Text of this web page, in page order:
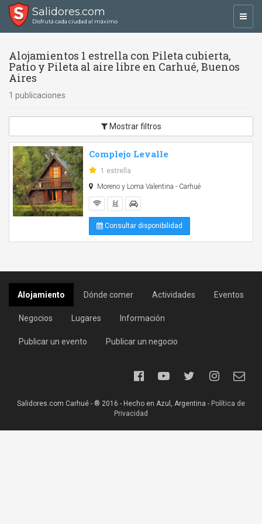
Salidores.com
Disfrutá cada ciudad al máximo
Alojamientos 1 estrella con Pileta cubierta,
Patio y Pileta al aire libre en Carhué, Buenos
Aires
1 publicaciones
Mostrar filtros
Complejo Levalle
1 estrella
Moreno y Loma Valentina - Carhué
Consultar disponibilidad
Alojamiento Dónde comer Actividades Eventos
Negocios Lugares Información
Publicar un evento Publicar un negocio
Salidores.com Carhué - ® 2016 - Hecho en Azul, Argentina - Política de
Privacidad